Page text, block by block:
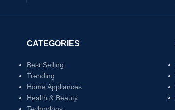
CATEGORIES
Best Selling
Trending
Home Appliances
Health & Beauty
Technology